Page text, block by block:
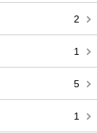
2
1
5
1